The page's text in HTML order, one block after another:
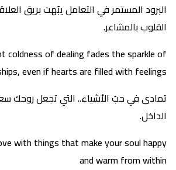
البرود المستمر في التعامل يبُهت بريق
القلوب بالمشاعر.
coldness of dealing fades the sparkle of
even if hearts are filled with feelings
تمادى في حبُ الأشياء.. التي تجعل روحك
الداخل.
with things that make your soul happy
and warm from within